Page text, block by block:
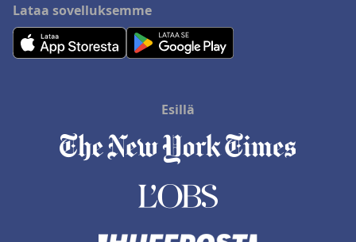
Lataa sovelluksemme
Esillä